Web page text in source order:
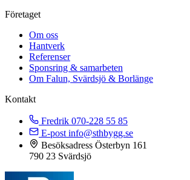
Företaget
Om oss
Hantverk
Referenser
Sponsring & samarbeten
Om Falun, Svärdsjö & Borlänge
Kontakt
Fredrik 070-228 55 85
E-post info@sthbygg.se
Besöksadress Österbyn 161
790 23 Svärdsjö